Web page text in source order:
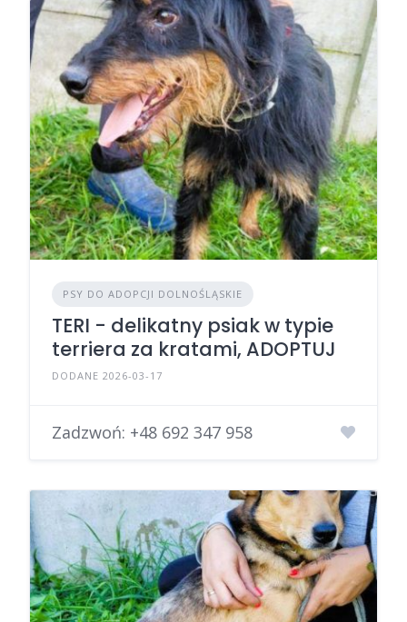
PSY DO ADOPCJI DOLNOŚLĄSKIE
TERI - delikatny psiak w typie
terriera za kratami, ADOPTUJ
DODANE 2026-03-17
Zadzwoń: +48 692 347 958